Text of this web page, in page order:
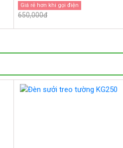
Giá rẻ hơn khi gọi điện
650,000đ